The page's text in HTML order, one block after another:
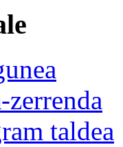
zerrenda
taldea